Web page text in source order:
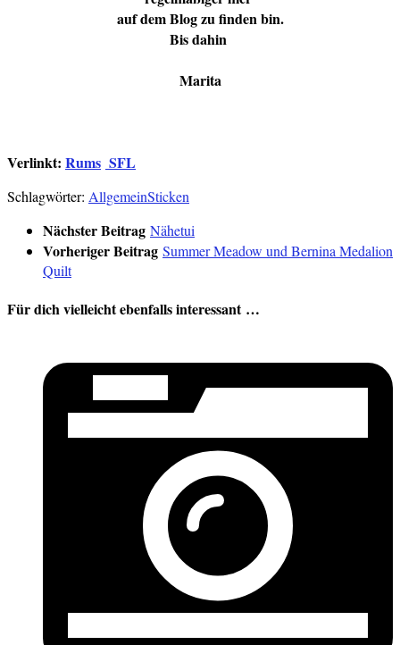
auf dem Blog zu finden bin.
Bis dahin
Marita
Verlinkt: Rums SFL
Schlagwörter: AllgemeinSticken
Nächster Beitrag Nähetui
Vorheriger Beitrag Summer Meadow und Bernina Medalion
Quilt
Für dich vielleicht ebenfalls interessant …